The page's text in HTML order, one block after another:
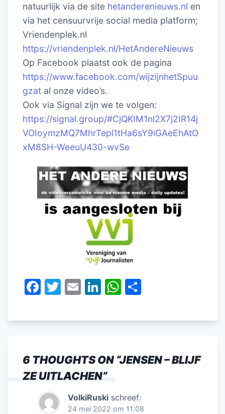
natuurlijk via de site hetanderenieuws.nl en
via het censuurvrije social media platform;
Vriendenplek.nl
https://vriendenplek.nl/HetAndereNieuws
Op Facebook plaatst ook de pagina
https://www.facebook.com/wijzijnhetSpuu
gzat al onze video’s.
Ook via Signal zijn we te volgen:
https://signal.group/#CjQKIM1nl2X7j2IR14j
VOIoymzMQ7MhrTepl1tHa6sY9iGAeEhAtO
xM8SH-WeeuU430-wvSe
F
c
b
o
o
k
T
itt
E
ai
Li
k
dI
n
W
at
A
p
e
6 THOUGHTS ON “JENSEN – BLIJF
ZE UITLACHEN”
VolkiRuski schreef:
24 mei 2022 om 11:08